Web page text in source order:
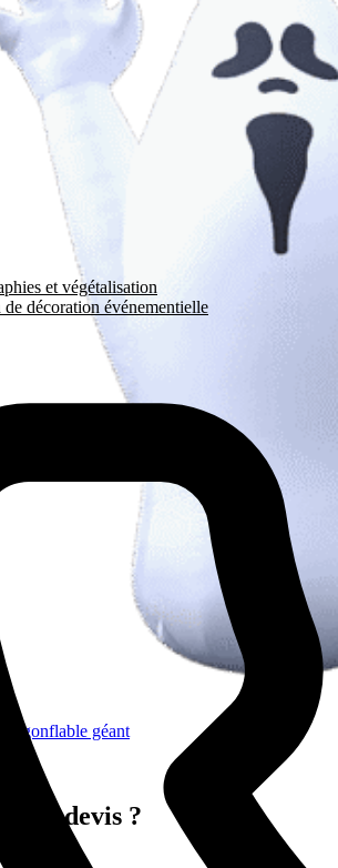
gonflable géant
Un devis ?
et végétalisation
décoration événementielle